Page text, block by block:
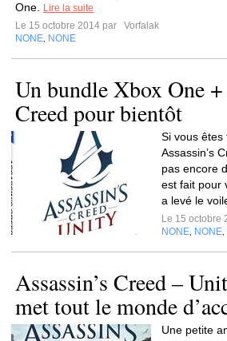
One.
Lire la suite
Le 15 octobre 2014 par
Vorfalak
NONE NONE
Un bundle Xbox One +
Creed pour bientôt
Si vous êtes
Assassin’s
pas encore
est fait pour
a levé le
Le 15 octobre
NONE NONE
Assassin’s Creed –
met tout le monde
Une petite